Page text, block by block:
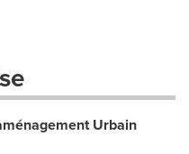
Urbain